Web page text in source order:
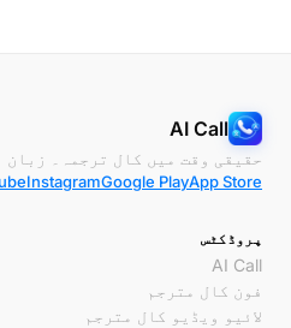
AI Call
حقیقی وقت میں کال ترجمہ۔ زبان
App Store
Google Play
Instagram
پروڈکٹس
AI Call
فون کال مترجم
لائیو ویڈیو کال مترجم